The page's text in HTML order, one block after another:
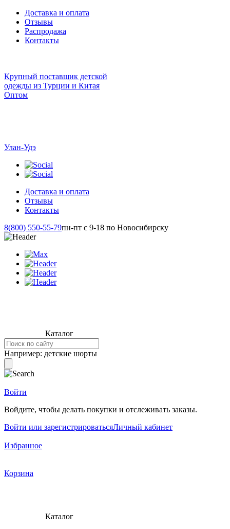
Доставка и оплата
Отзывы
Распродажа
Контакты
Крупный поставщик детской
одежды из Турции и Китая
Оптом
Улан-Удэ
Доставка и оплата
Отзывы
Контакты
8(800) 550-55-79пн-пт с 9-18 по Новосибирску
Каталог
Например: детские шорты
Войти
Войдите, чтобы делать покупки и отслеживать заказы.
Войти или зарегистрироватьсяЛичный кабинет
Избранное
Корзина
Каталог